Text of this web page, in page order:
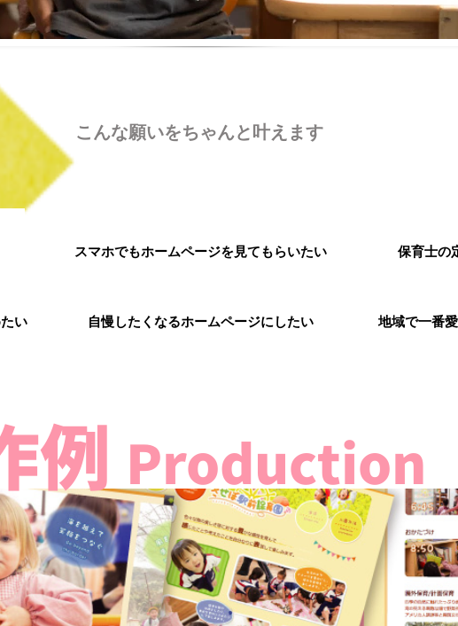
こんな願いをちゃんと叶えます
スマホでもホームページを見てもらいたい 保育士の
い 自慢したくなるホームページにしたい 地域で一番
例 Production